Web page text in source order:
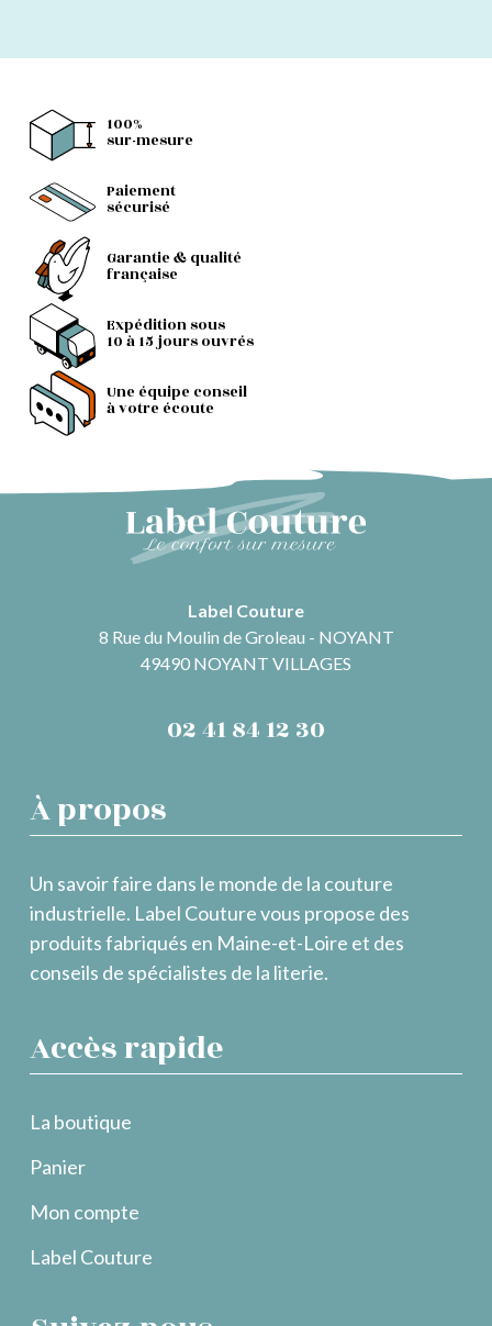
100%
sur-mesure
Paiement
sécurisé
Garantie & qualité
française
Expédition sous
10 à 15 jours ouvrés
Une équipe conseil
à votre écoute
Label Couture
8 Rue du Moulin de Groleau - NOYANT
49490 NOYANT VILLAGES
02 41 84 12 30
À propos
Un savoir faire dans le monde de la couture
industrielle. Label Couture vous propose des
produits fabriqués en Maine-et-Loire et des
conseils de spécialistes de la literie.
Accès rapide
La boutique
Panier
Mon compte
Label Couture